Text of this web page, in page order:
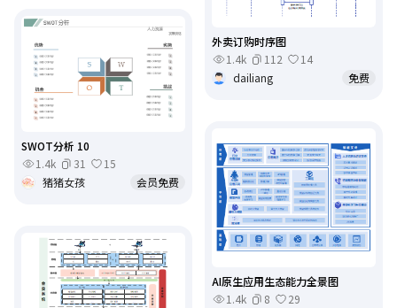
外卖订购时序图
1.4k
112
14
dailiang
免费
SWOT分析 10
1.4k
31
15
猪猪女孩
会员免费
AI原生应用生态能力全景图
1.4k
8
29